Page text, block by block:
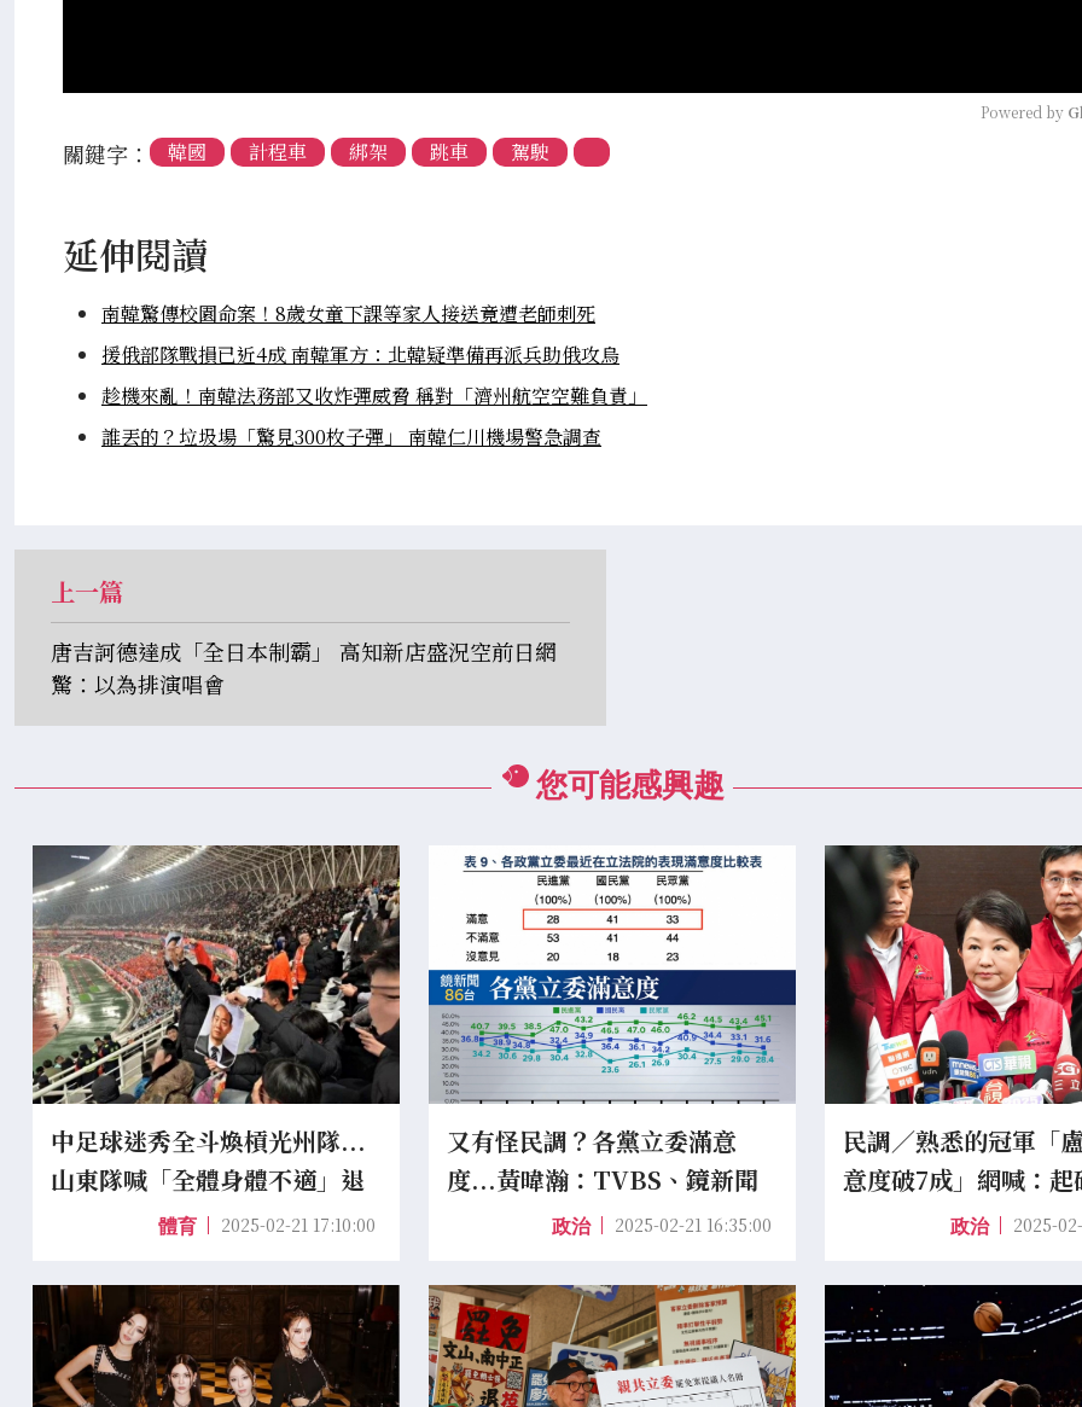
Powered by
關鍵字： 韓國 計程車 綁架 跳車 駕駛
延伸閱讀
南韓驚傳校園命案！8歲女童下課等家人接送竟遭老師刺死
援俄部隊戰損已近4成 南韓軍方：北韓疑準備再派兵助俄攻烏
趁機來亂！南韓法務部又收炸彈威脅 稱對「濟州航空空難負責」
誰丟的？垃圾場「驚見300枚子彈」 南韓仁川機場警急調查
上一篇
唐吉訶德達成「全日本制霸」 高知新店盛況空前日網
驚：以為排演唱會
您可能感興趣
中足球迷秀全斗煥槓光州隊...
山東隊喊「全體身體不適」退
賽 韓網：沒品又孬
體育 2025-02-21 17:10:00
又有怪民調？各黨立委滿意
度...黃暐瀚：TVBS、鏡新聞
政治 2025-02-21 16:35:00
民調／熟悉的冠軍「
意度破7成」網喊：起
政治 2025-